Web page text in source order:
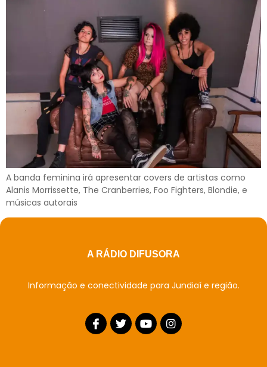
A banda feminina irá apresentar covers de artistas como
Alanis Morrissette, The Cranberries, Foo Fighters, Blondie, e
músicas autorais
A RÁDIO DIFUSORA
Informação e conectividade para Jundiaí e região.